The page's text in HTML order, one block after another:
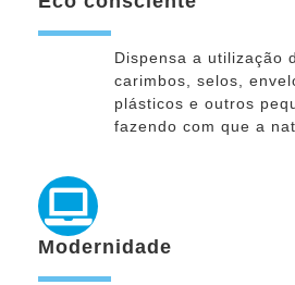
Dispensa a utilização
carimbos, selos,
plásticos e outros
fazendo com que a
Modernidade